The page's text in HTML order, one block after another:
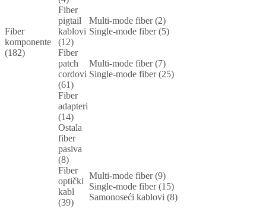
Fiber
komponente
(182)
Fiber
pigtail
kablovi
(12)
Multi-mode fiber (2)
Single-mode fiber (5)
Fiber
patch
cordovi
(61)
Multi-mode fiber (7)
Single-mode fiber (25)
Fiber
adapteri
(14)
Ostala
fiber
pasiva
(8)
Fiber
optički
kabl
(39)
Multi-mode fiber (9)
Single-mode fiber (15)
Samonoseći kablovi (8)